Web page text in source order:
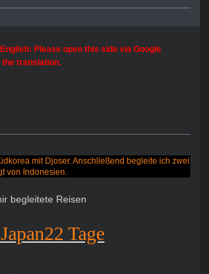
Please open this side via Google
translation.
mit Djoser. Anschließend begleite ich zwei
von Indonesien.
begleitete Reisen
Tage